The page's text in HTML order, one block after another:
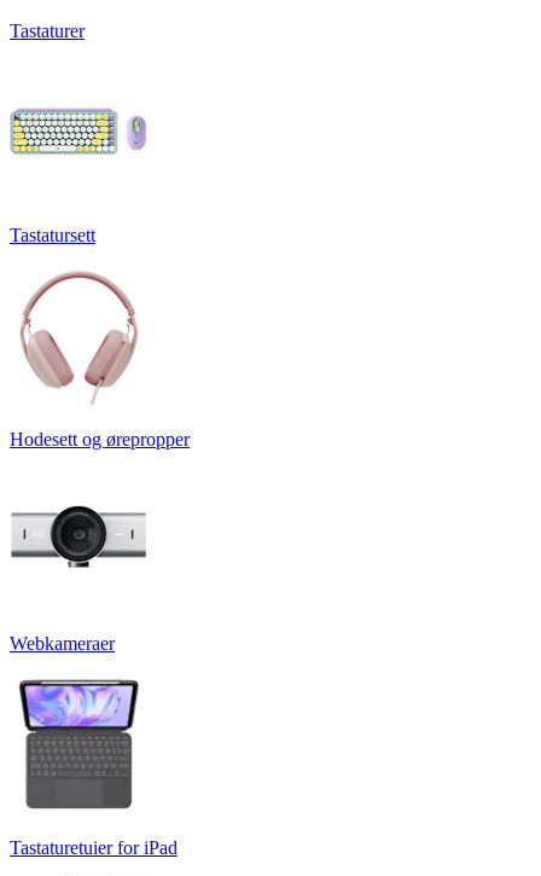
Tastaturer
Tastatursett
Hodesett og ørepropper
Webkameraer
Tastaturetuier for iPad